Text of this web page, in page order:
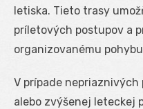
letiska. Tieto trasy
príletových postupov a
organizovanému
V prípade
alebo zvýšenej leteckej